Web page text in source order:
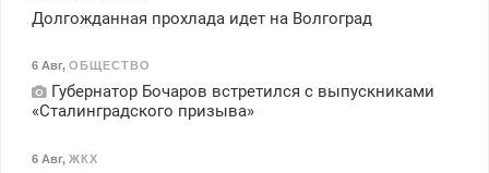
Долгожданная прохлада идет на Волгоград
6 Авг, ОБЩЕСТВО
Губернатор Бочаров встретился с выпускниками
«Сталинградского призыва»
6 Авг, ЖКХ